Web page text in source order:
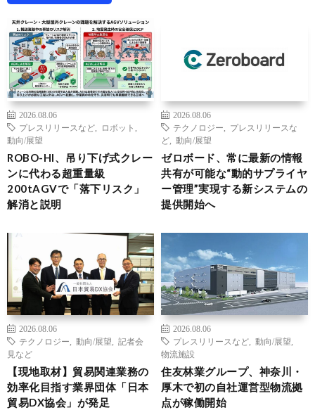
2026.08.06
プレスリリースなど
ロボット
動向/展望
ROBO-HI、吊り下げ式クレー
ンに代わる超重量級
200tAGVで「落下リスク」
解消と説明
2026.08.06
テクノロジー
プレスリリースな
ど
動向/展望
ゼロボード、常に最新の情報
共有が可能な“動的サプライヤ
ー管理”実現する新システムの
提供開始へ
2026.08.06
テクノロジー
動向/展望
記者会
見など
【現地取材】貿易関連業務の
効率化目指す業界団体「日本
貿易DX協会」が発足
2026.08.06
プレスリリースなど
動向/展望
物流施設
住友林業グループ、神奈川・
厚木で初の自社運営型物流拠
点が稼働開始